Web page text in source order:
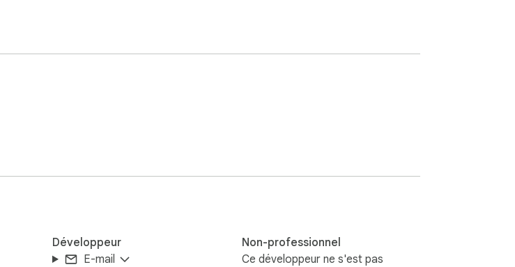
Développeur
E-mail
Non-professionnel
Ce développeur ne s'est pas